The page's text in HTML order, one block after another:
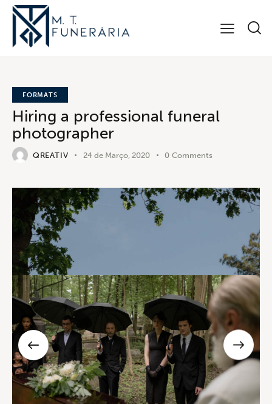
FORMATS
Hiring a professional funeral
photographer
QREATIV 24 de Março, 2020 0 Comments